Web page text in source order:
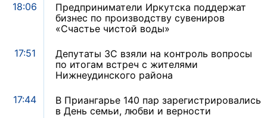
18:06
Предприниматели Иркутска поддержат
бизнес по производству сувениров
«Счастье чистой воды»
17:51
Депутаты ЗС взяли на контроль вопросы
по итогам встреч с жителями
Нижнеудинского района
17:44
В Приангарье 140 пар зарегистрировались
в День семьи, любви и верности